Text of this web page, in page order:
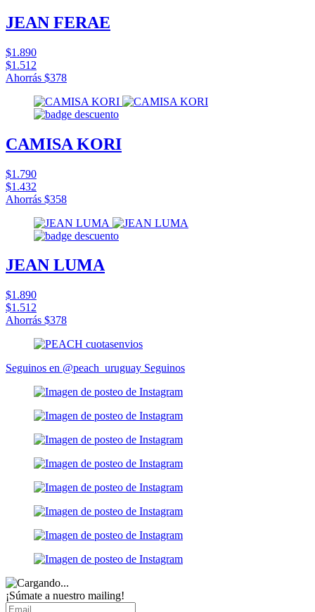
JEAN FERAE
$1.890
$1.512
Ahorrás $378
CAMISA KORI
$1.790
$1.432
Ahorrás $358
JEAN LUMA
$1.890
$1.512
Ahorrás $378
Seguinos en @peach_uruguay Seguinos
¡Súmate a nuestro mailing!